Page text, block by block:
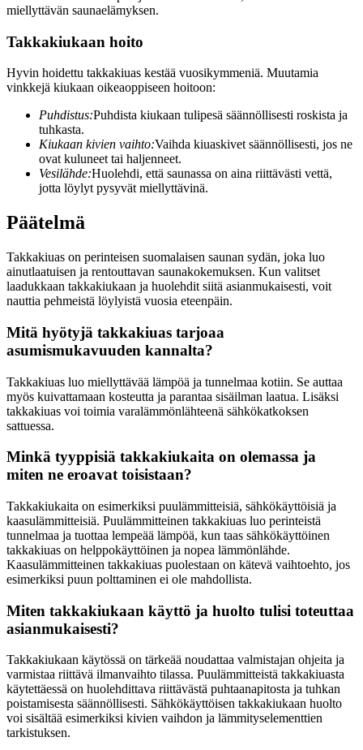
miellyttävän saunaelämyksen.
Takkakiukaan hoito
Hyvin hoidettu takkakiuas kestää vuosikymmeniä. Muutamia
vinkkejä kiukaan oikeaoppiseen hoitoon:
Puhdistus:Puhdista kiukaan tulipesä säännöllisesti roskista ja
tuhkasta.
Kiukaan kivien vaihto:Vaihda kiuaskivet säännöllisesti, jos ne
ovat kuluneet tai haljenneet.
Vesilähde:Huolehdi, että saunassa on aina riittävästi vettä,
jotta löylyt pysyvät miellyttävinä.
Päätelmä
Takkakiuas on perinteisen suomalaisen saunan sydän, joka luo
ainutlaatuisen ja rentouttavan saunakokemuksen. Kun valitset
laadukkaan takkakiukaan ja huolehdit siitä asianmukaisesti, voit
nauttia pehmeistä löylyistä vuosia eteenpäin.
Mitä hyötyjä takkakiuas tarjoaa
asumismukavuuden kannalta?
Takkakiuas luo miellyttävää lämpöä ja tunnelmaa kotiin. Se auttaa
myös kuivattamaan kosteutta ja parantaa sisäilman laatua. Lisäksi
takkakiuas voi toimia varalämmönlähteenä sähkökatkoksen
sattuessa.
Minkä tyyppisiä takkakiukaita on olemassa ja
miten ne eroavat toisistaan?
Takkakiukaita on esimerkiksi puulämmitteisiä, sähkökäyttöisiä ja
kaasulämmitteisiä. Puulämmitteinen takkakiuas luo perinteistä
tunnelmaa ja tuottaa lempeää lämpöä, kun taas sähkökäyttöinen
takkakiuas on helppokäyttöinen ja nopea lämmönlähde.
Kaasulämmitteinen takkakiuas puolestaan on kätevä vaihtoehto, jos
esimerkiksi puun polttaminen ei ole mahdollista.
Miten takkakiukaan käyttö ja huolto tulisi toteuttaa
asianmukaisesti?
Takkakiukaan käytössä on tärkeää noudattaa valmistajan ohjeita ja
varmistaa riittävä ilmanvaihto tilassa. Puulämmitteistä takkakiuasta
käytettäessä on huolehdittava riittävästä puhtaanapitosta ja tuhkan
poistamisesta säännöllisesti. Sähkökäyttöisen takkakiukaan huolto
voi sisältää esimerkiksi kivien vaihdon ja lämmityselementtien
tarkistuksen.